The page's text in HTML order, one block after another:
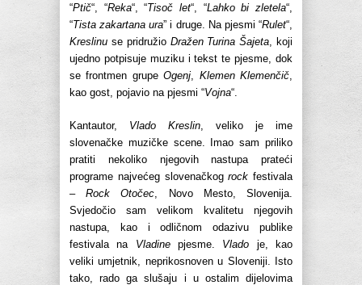
“Ptič“, “Reka“, “Tisoč let“, “Lahko bi zletela“,
“Tista zakartana ura” i druge. Na pjesmi “Rulet“,
Kreslinu se pridružio Dražen Turina Šajeta , koji
ujedno potpisuje muziku i tekst te pjesme, dok
se frontmen grupeOgenj Klemen Klemenčič
kao gost, pojavio na pjesmi “Vojna“.
Kantautor, Vlado Kreslin , veliko je ime
slovenačke muzičke scene. Imao sam priliko
pratiti nekoliko njegovih nastupa prateći
programe najvećeg slovenačkogrock festivala
–Rock Otočec , Novo Mesto, Slovenija.
Svjedočio sam velikom kvalitetu njegovih
nastupa, kao i odličnom odazivu publike
festivala na Vladinepjesme. Vlado je, kao
veliki umjetnik, neprikosnoven u Sloveniji. Isto
tako, rado ga slušaju i u ostalim dijelovima